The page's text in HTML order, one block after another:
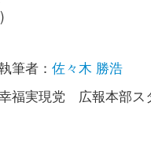
筆者： 佐々木 勝浩
福実現党 広報本部ス